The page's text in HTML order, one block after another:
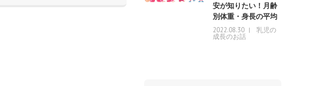
安が知りたい！月齢
別体重・身長の平均
2022.08.30 乳児の
成長のお話